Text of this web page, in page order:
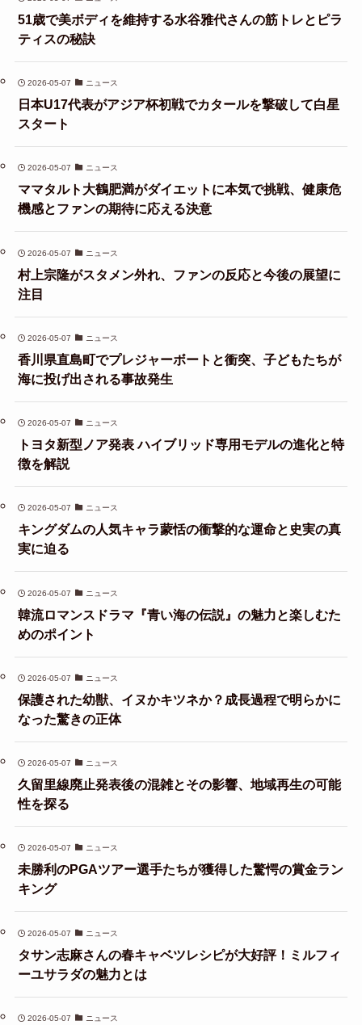
51歳で美ボディを維持する水谷雅代さんの筋トレとピラ
ティスの秘訣
2026-05-07 ニュース
日本U17代表がアジア杯初戦でカタールを撃破して白星
スタート
2026-05-07 ニュース
ママタルト大鶴肥満がダイエットに本気で挑戦、健康危
機感とファンの期待に応える決意
2026-05-07 ニュース
村上宗隆がスタメン外れ、ファンの反応と今後の展望に
注目
2026-05-07 ニュース
香川県直島町でプレジャーボートと衝突、子どもたちが
海に投げ出される事故発生
2026-05-07 ニュース
トヨタ新型ノア発表 ハイブリッド専用モデルの進化と特
徴を解説
2026-05-07 ニュース
キングダムの人気キャラ蒙恬の衝撃的な運命と史実の真
実に迫る
2026-05-07 ニュース
韓流ロマンスドラマ『青い海の伝説』の魅力と楽しむた
めのポイント
2026-05-07 ニュース
保護された幼獣、イヌかキツネか？成長過程で明らかに
なった驚きの正体
2026-05-07 ニュース
久留里線廃止発表後の混雑とその影響、地域再生の可能
性を探る
2026-05-07 ニュース
未勝利のPGAツアー選手たちが獲得した驚愕の賞金ラン
キング
2026-05-07 ニュース
タサン志麻さんの春キャベツレシピが大好評！ミルフィ
ーユサラダの魅力とは
2026-05-07 ニュース